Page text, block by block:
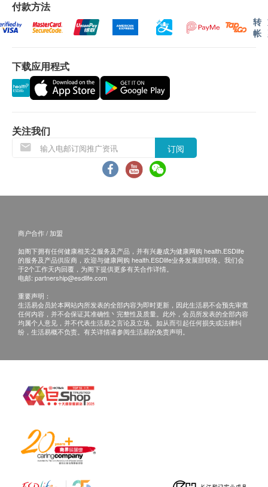
当顾客收取已订购之货品时，有责任检查货品是否有损
毁情况，一经确认签收，恕不接受退换。
退换产品必须包装完整，如退换之产品有任何残缺或过
如有其他损坏或遗漏查询，顾客必须保留有效收据正
本，并于送货后3个工作天内按下列方式联络 莱特维健
客户服务部跟进。
电邮: cs@wrightlife.com.hk
付款方法
转
帐
下载应用程式
关注我们
订阅
商户合作 / 加盟
如阁下拥有任何健康相关之服务及产品，并有兴趣成为健康网购 health.ESDlife
的服务及产品供应商，欢迎与健康网购 health.ESDlife业务发展部联络。我们会
于2个工作天内回覆，为阁下提供更多有关合作详情。
电邮: partnership@esdlife.com
重要声明：
生活易会员於本网站内所发表的全部内容为即时更新，因此生活易不会预先审查
任何内容，并不会保证其准确性丶完整性及质量。此外，会员所发表的全部内容
均属个人意见，并不代表生活易之言论及立场。如从而引起任何损失或法律纠
纷，生活易概不负责。有关详情请参阅生活易的免责声明。